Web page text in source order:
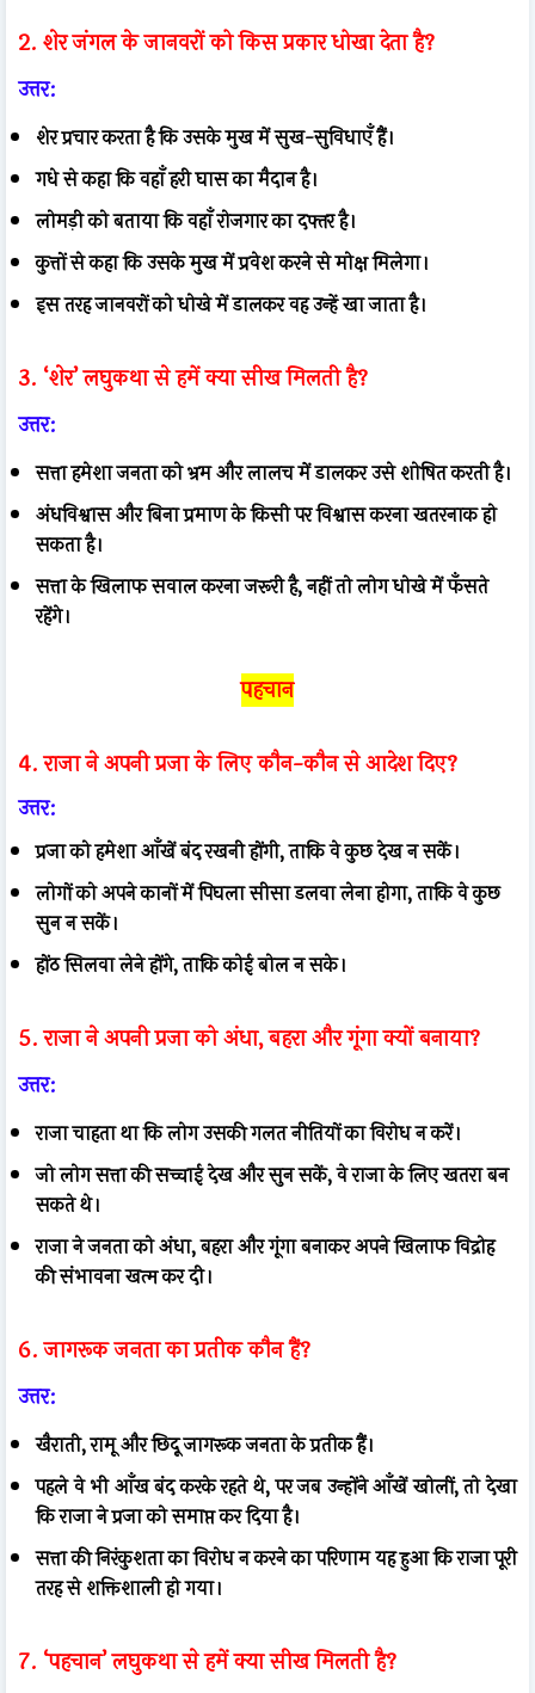
2. शेर जंगल के जानवरों को किस प्रकार धोखा देता है?
उत्तर:
शेर प्रचार करता है कि उसके मुख में सुख-सुविधाएँ हैं।
गधे से कहा कि वहाँ हरी घास का मैदान है।
लोमड़ी को बताया कि वहाँ रोजगार का दफ्तर है।
कुत्तों से कहा कि उसके मुख में प्रवेश करने से मोक्ष मिलेगा।
इस तरह जानवरों को धोखे में डालकर वह उन्हें खा जाता है।
3. ‘शेर’ लघुकथा से हमें क्या सीख मिलती है?
उत्तर:
सत्ता हमेशा जनता को भ्रम और लालच में डालकर उसे शोषित करती है।
अंधविश्वास और बिना प्रमाण के किसी पर विश्वास करना खतरनाक हो
सकता है।
सत्ता के खिलाफ सवाल करना जरूरी है, नहीं तो लोग धोखे में फँसते
रहेंगे।
पहचान
4. राजा ने अपनी प्रजा के लिए कौन-कौन से आदेश दिए?
उत्तर:
प्रजा को हमेशा आँखें बंद रखनी होंगी, ताकि वे कुछ देख न सकें।
लोगों को अपने कानों में पिघला सीसा डलवा लेना होगा, ताकि वे कुछ
सुन न सकें।
होंठ सिलवा लेने होंगे, ताकि कोई बोल न सके।
5. राजा ने अपनी प्रजा को अंधा, बहरा और गूंगा क्यों बनाया?
उत्तर:
राजा चाहता था कि लोग उसकी गलत नीतियों का विरोध न करें।
जो लोग सत्ता की सच्चाई देख और सुन सकें, वे राजा के लिए खतरा बन
सकते थे।
राजा ने जनता को अंधा, बहरा और गूंगा बनाकर अपने खिलाफ विद्रोह
की संभावना खत्म कर दी।
6. जागरूक जनता का प्रतीक कौन हैं?
उत्तर:
खैराती, रामू और छिदू जागरूक जनता के प्रतीक हैं।
पहले वे भी आँख बंद करके रहते थे, पर जब उन्होंने आँखें खोलीं, तो देखा
कि राजा ने प्रजा को समाप्त कर दिया है।
सत्ता की निरंकुशता का विरोध न करने का परिणाम यह हुआ कि राजा पूरी
तरह से शक्तिशाली हो गया।
7. ‘पहचान’ लघुकथा से हमें क्या सीख मिलती है?